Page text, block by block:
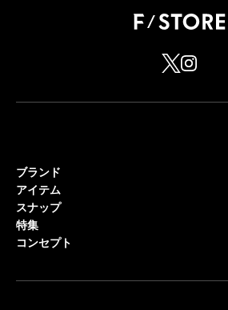
ブランド
アイテム
スナップ
特集
コンセプト